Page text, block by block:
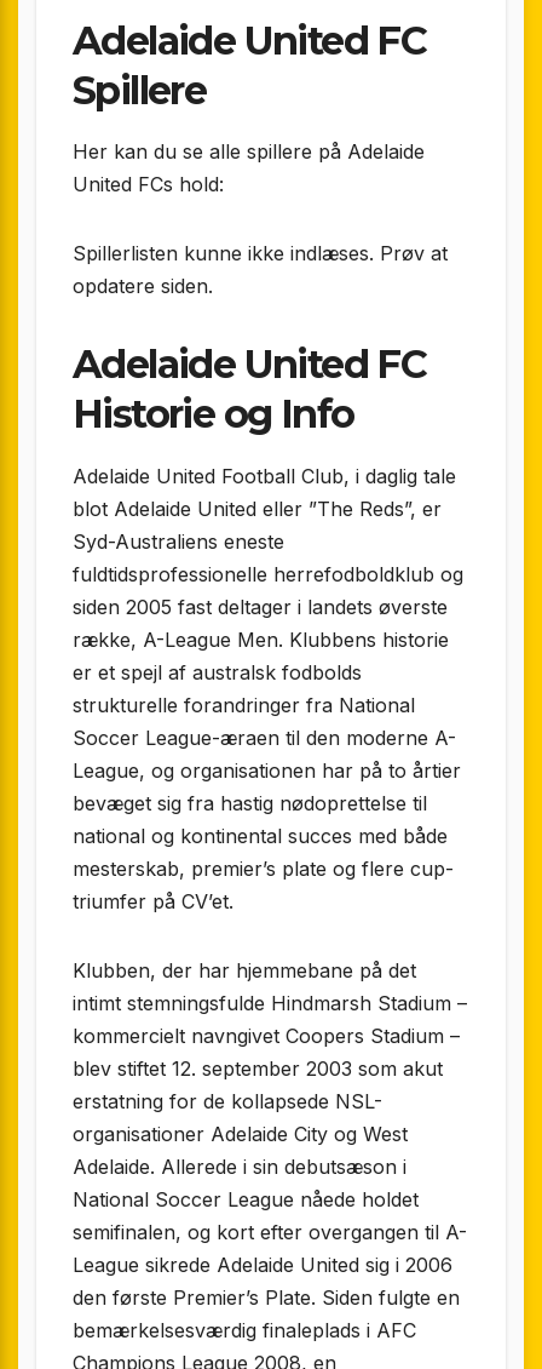
Adelaide United FC
Spillere
Her kan du se alle spillere på Adelaide
United FCs hold:
Spillerlisten kunne ikke indlæses. Prøv at
opdatere siden.
Adelaide United FC
Historie og Info
Adelaide United Football Club, i daglig tale
blot Adelaide United eller ”The Reds”, er
Syd-Australiens eneste
fuldtidsprofessionelle herrefodboldklub og
siden 2005 fast deltager i landets øverste
række, A-League Men. Klubbens historie
er et spejl af australsk fodbolds
strukturelle forandringer fra National
Soccer League-æraen til den moderne A-
League, og organisationen har på to årtier
bevæget sig fra hastig nødoprettelse til
national og kontinental succes med både
mesterskab, premier’s plate og flere cup-
triumfer på CV’et.
Klubben, der har hjemmebane på det
intimt stemningsfulde Hindmarsh Stadium –
kommercielt navngivet Coopers Stadium –
blev stiftet 12. september 2003 som akut
erstatning for de kollapsede NSL-
organisationer Adelaide City og West
Adelaide. Allerede i sin debutsæson i
National Soccer League nåede holdet
semifinalen, og kort efter overgangen til A-
League sikrede Adelaide United sig i 2006
den første Premier’s Plate. Siden fulgte en
bemærkelsesværdig finaleplads i AFC
Champions League 2008, en